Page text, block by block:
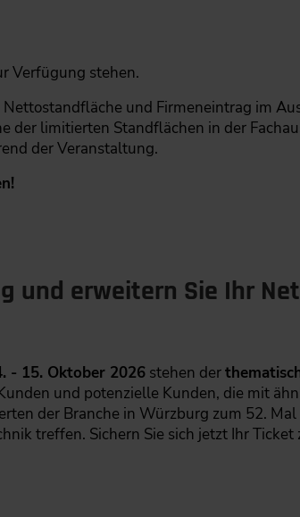
Verfügung stehen.
und Firmeneintrag im
der limitierten Standflächen in der
der Veranstaltung.
und erweitern Sie Ihr
- 15. Oktober 2026stehen der
und potenzielle Kunden, die mit
der Branche in Würzburg zum 52.
treffen. Sichern Sie sich jetzt Ihr Ticket